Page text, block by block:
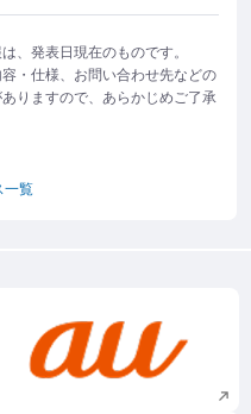
、発表日現在のものです。
・仕様、お問い合わせ先などの
りますので、あらかじめご了承
一覧
新規ウィンドウで